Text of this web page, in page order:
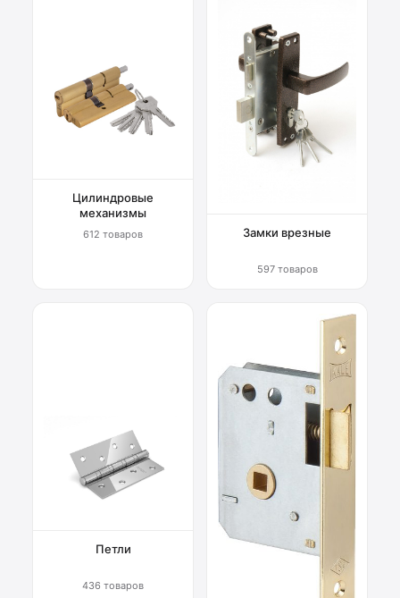
Цилиндровые
механизмы
612 товаров Замки врезные
597 товаров
Петли
436 товаров